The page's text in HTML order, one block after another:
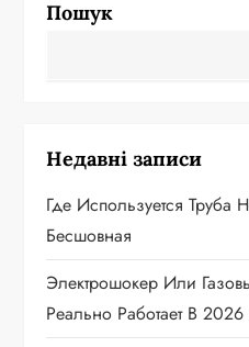
Пошук
Недавні записи
Где Используется
Бесшовная
Электрошокер Или
Реально Работает В 2026